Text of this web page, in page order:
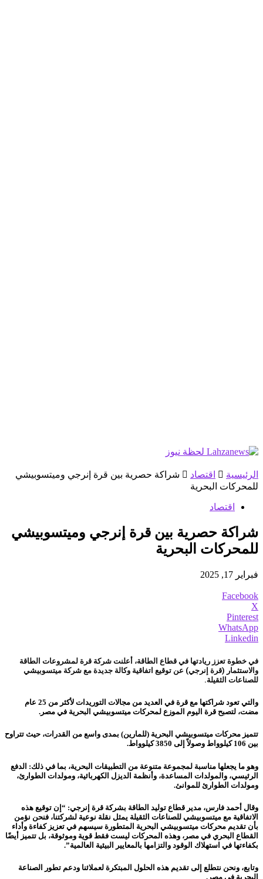
الرئيسية اقتصاد
شراكة حصرية بين قرة إنرجي وميتسوبيشي
للمحركات البحرية
اقتصاد
شراكة حصرية بين قرة إنرجي وميتسوبيشي
للمحركات البحرية
فبراير 17, 2025
Facebook
X
Pinterest
WhatsApp
Linkedin
في خطوة تعزز ريادتها في قطاع الطاقة، أعلنت شركة قرة لمشروعات الطاقة
والاستثمار (قرة إنرجي) عن توقيع اتفاقية وكالة جديدة مع شركة ميتسوبيشي
للصناعات الثقيلة.
والتي تعود شراكتها مع قرة في العديد من مجالات التوريدات لأكثر من 25 عام
مضت، لتصبح قرة اليوم الموزع لمحركات ميتسوبيشي البحرية في مصر.
تتميز محركات ميتسوبيشي البحرية (للمارين) بمدى واسع من القدرات، حيث تتراوح
بين 106 كيلوواط وصولاً إلى 3850 كيلوواط.
وهو ما يجعلها مناسبة لمجموعة متنوعة من التطبيقات البحرية، بما في ذلك: الدفع
الرئيسي، والمولدات المساعدة، وأنظمة الديزل الكهربائية، ومولدات الطوارئ،
ومولدات الطوارئ للموانئ.
وقال أحمد فارس، مدير قطاع توليد الطاقة بشركة قرة إنرجي: “إن توقيع هذه
الاتفاقية مع ميتسوبيشي للصناعات الثقيلة يمثل نقلة نوعية لشركتنا، فنحن نؤمن
بأن تقديم محركات ميتسوبيشي البحرية المتطورة سيسهم في تعزيز كفاءة وأداء
القطاع البحري في مصر، وهذه المحركات ليست فقط قوية وموثوقة، بل تتميز أيضًا
بكفاءتها في استهلاك الوقود والتزامها بالمعايير البيئية العالمية”.
وتابع، ونحن نتطلع إلى تقديم هذه الحلول المبتكرة لعملائنا ودعم تطور الصناعة
البحرية في مصر.